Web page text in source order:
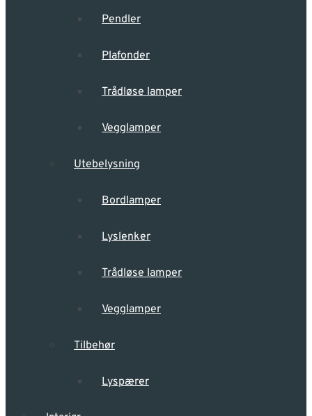
Pendler
Plafonder
Trådløse lamper
Vegglamper
Utebelysning
Bordlamper
Lyslenker
Trådløse lamper
Vegglamper
Tilbehør
Lyspærer